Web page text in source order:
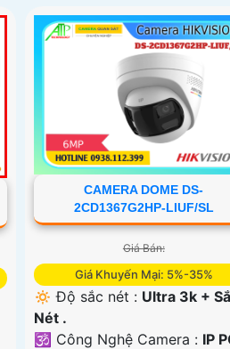
CAMERA DOME DS-
2CD1367G2HP-LIUF/SL
Giá Bán:
Giá Khuyến Mại: 5%-35%
🔅 Độ sắc nét : Ultra 3k +
Nét .
🕉️ Công Nghệ Camera : IP